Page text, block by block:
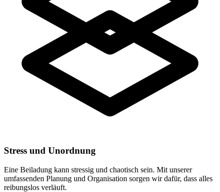
Stress und Unordnung
Eine Beiladung kann stressig und chaotisch sein. Mit unserer
umfassenden Planung und Organisation sorgen wir dafür, dass alles
reibungslos verläuft.